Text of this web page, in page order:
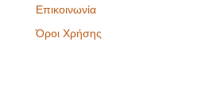
Επικοινωνία
Όροι Χρήσης